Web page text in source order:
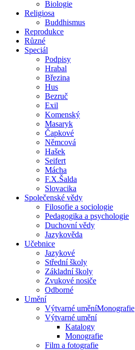
Biologie
Religiosa
Buddhismus
Reprodukce
Různé
Speciál
Podpisy
Hrabal
Březina
Hus
Bezruč
Exil
Komenský
Masaryk
Čapkové
Němcová
Hašek
Seifert
Mácha
F.X.Šalda
Slovacika
Společenské vědy
Filosofie a sociologie
Pedagogika a psychologie
Duchovní vědy
Jazykověda
Učebnice
Jazykové
Střední školy
Základní školy
Zvukové nosiče
Odborné
Umění
Výtvarné uměníMonografie
Výtvarné umění
Katalogy
Monografie
Film a fotografie